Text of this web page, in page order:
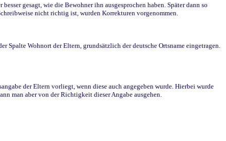
gesagt, wie die Bewohner ihn ausgesprochen haben. Später dann so
nicht richtig ist, wurden Korrekturen vorgenommen.
Spalte Wohnort der Eltern, grundsätzlich der deutsche Ortsname eingetragen.
der Eltern vorliegt, wenn diese auch angegeben wurde. Hierbei wurde
man aber von der Richtigkeit dieser Angabe ausgehen.